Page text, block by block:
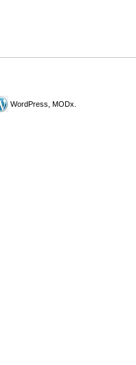
WordPress, MODx.